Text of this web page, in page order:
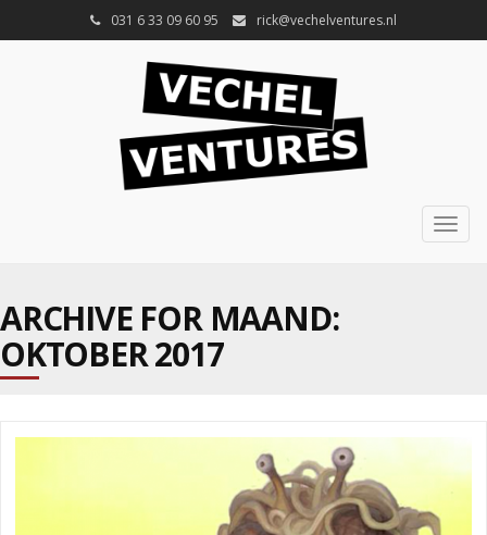
031 6 33 09 60 95 rick@vechelventures.nl
ARCHIVE FOR MAAND:
OKTOBER 2017